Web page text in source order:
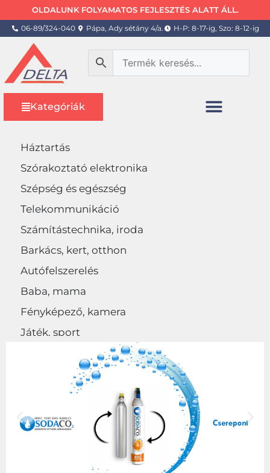
OLDALUNK FOLYAMATOS FEJLESZTÉS ALATT ÁLL.
06-89/324-040 Pápa, Ady sétány 4/a. H-P: 8-17-ig, Szo: 8-12-ig
Kategóriák
Háztartás
Szórakoztató elektronika
Szépség és egészség
Telekommunikáció
Számítástechnika, iroda
Barkács, kert, otthon
Autófelszerelés
Baba, mama
Fényképező, kamera
Játék, sport